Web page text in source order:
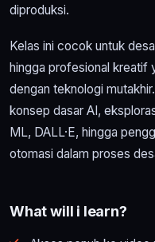
diproduksi.
Kelas ini cocok untuk
hingga profesional kreatif
dengan teknologi
konsep dasar AI,
ML, DALL·E, hingga
otomasi dalam proses
What will i learn?